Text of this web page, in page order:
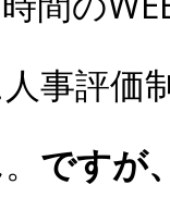
事評価
ですが